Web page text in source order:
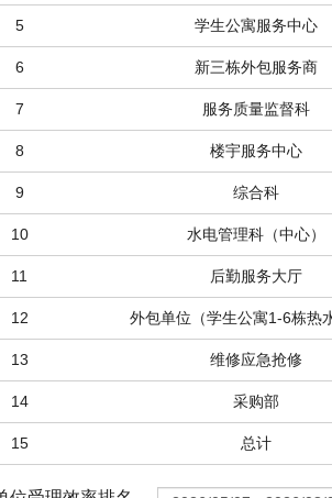
5 学生公寓服务中心
6 新三栋外包服务商
7 服务质量监督科
8 楼宇服务中心
9 综合科
10 水电管理科（中心）
11 后勤服务大厅
12 外包单位（学生公寓1-6栋热
13 维修应急抢修
14 采购部
15 总计